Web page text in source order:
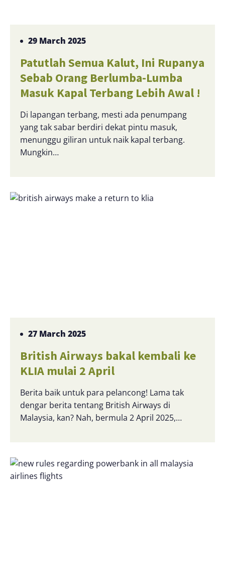
29 March 2025
Patutlah Semua Kalut, Ini Rupanya
Sebab Orang Berlumba-Lumba
Masuk Kapal Terbang Lebih Awal !
Di lapangan terbang, mesti ada penumpang
yang tak sabar berdiri dekat pintu masuk,
menunggu giliran untuk naik kapal terbang.
Mungkin…
27 March 2025
British Airways bakal kembali ke
KLIA mulai 2 April
Berita baik untuk para pelancong! Lama tak
dengar berita tentang British Airways di
Malaysia, kan? Nah, bermula 2 April 2025,…